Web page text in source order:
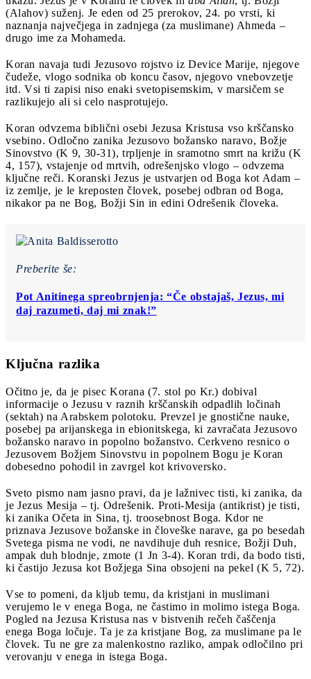
(Alahov) suženj. Je eden od 25 prerokov, 24. po vrsti, ki
naznanja največjega in zadnjega (za muslimane) Ahmeda –
drugo ime za Mohameda.
Koran navaja tudi Jezusovo rojstvo iz Device Marije, njegove
čudeže, vlogo sodnika ob koncu časov, njegovo vnebovzetje
itd. Vsi ti zapisi niso enaki svetopisemskim, v marsičem se
razlikujejo ali si celo nasprotujejo.
Koran odvzema biblični osebi Jezusa Kristusa vso krščansko
vsebino. Odločno zanika Jezusovo božansko naravo, Božje
Sinovstvo (K 9, 30-31), trpljenje in sramotno smrt na križu (K
4, 157), vstajenje od mrtvih, odrešenjsko vlogo – odvzema
ključne reči. Koranski Jezus je ustvarjen od Boga kot Adam –
iz zemlje, je le kreposten človek, posebej odbran od Boga,
nikakor pa ne Bog, Božji Sin in edini Odrešenik človeka.
Preberite še:
Pot Anitinega spreobrnjenja: “Če obstajaš, Jezus, mi
daj razumeti, daj mi znak!”
Ključna razlika
Očitno je, da je pisec Korana (7. stol po Kr.) dobival
informacije o Jezusu v raznih krščanskih odpadlih ločinah
(sektah) na Arabskem polotoku. Prevzel je gnostične nauke,
posebej pa arijanskega in ebionitskega, ki zavračata Jezusovo
božansko naravo in popolno božanstvo. Cerkveno resnico o
Jezusovem Božjem Sinovstvu in popolnem Bogu je Koran
dobesedno pohodil in zavrgel kot krivoversko.
Sveto pismo nam jasno pravi, da je lažnivec tisti, ki zanika, da
je Jezus Mesija – tj. Odrešenik. Proti-Mesija (antikrist) je tisti,
ki zanika Očeta in Sina, tj. troosebnost Boga. Kdor ne
priznava Jezusove božanske in človeške narave, ga po besedah
Svetega pisma ne vodi, ne navdihuje duh resnice, Božji Duh,
ampak duh blodnje, zmote (1 Jn 3-4). Koran trdi, da bodo tisti,
ki častijo Jezusa kot Božjega Sina obsojeni na pekel (K 5, 72).
Vse to pomeni, da kljub temu, da kristjani in muslimani
verujemo le v enega Boga, ne častimo in molimo istega Boga.
Pogled na Jezusa Kristusa nas v bistvenih rečeh čaščenja
enega Boga ločuje. Ta je za kristjane Bog, za muslimane pa le
človek. Tu ne gre za malenkostno razliko, ampak odločilno pri
verovanju v enega in istega Boga.